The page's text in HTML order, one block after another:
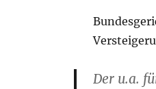
Der u.a.